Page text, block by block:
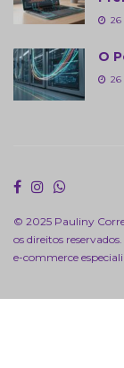
26
O
26
© 2025 Pauliny
os direitos
e-commerce